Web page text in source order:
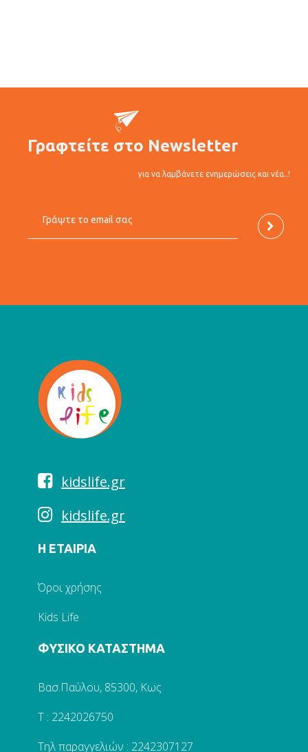
Γραφτείτε στο Newsletter
για να λαμβάνετε ενημερώσεις και νέα..!
kidslife.gr
kidslife.gr
Η ΕΤΑΙΡΙΑ
Όροι χρήσης
Kids Life
ΦΥΣΙΚΟ ΚΑΤΑΣΤΗΜΑ
Βασ.Παύλου, 85300, Κως
Τ : 2242026750
Τηλ παραγγελιών : 2242307127